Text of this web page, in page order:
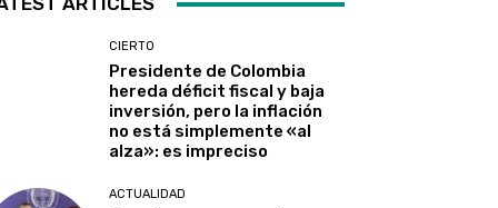
CIERTO
Presidente de Colombia
hereda déficit fiscal y baja
inversión, pero la inflación
no está simplemente «al
alza»: es impreciso
ACTUALIDAD